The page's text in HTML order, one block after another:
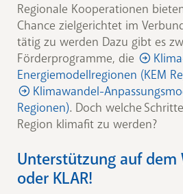
Regionale Kooperationen
Chance zielgerichtet im
tätig zu werden Dazu gibt es
Förderprogramme, die
Energiemodellregionen (KEM
Klimawandel-
Regionen). Doch welche
Region klimafit zu werden?
Unterstützung auf dem
oder KLAR!